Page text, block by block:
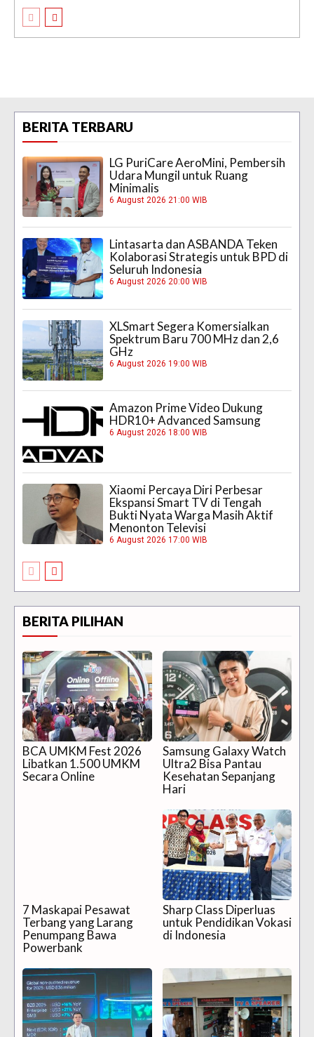
BERITA TERBARU
LG PuriCare AeroMini, Pembersih
Udara Mungil untuk Ruang
Minimalis
6 August 2026 21:00 WIB
Lintasarta dan ASBANDA Teken
Kolaborasi Strategis untuk BPD di
Seluruh Indonesia
6 August 2026 20:00 WIB
XLSmart Segera Komersialkan
Spektrum Baru 700 MHz dan 2,6
GHz
6 August 2026 19:00 WIB
Amazon Prime Video Dukung
HDR10+ Advanced Samsung
6 August 2026 18:00 WIB
Xiaomi Percaya Diri Perbesar
Ekspansi Smart TV di Tengah
Bukti Nyata Warga Masih Aktif
Menonton Televisi
6 August 2026 17:00 WIB
BERITA PILIHAN
BCA UMKM Fest 2026
Libatkan 1.500 UMKM
Secara Online
Samsung Galaxy Watch
Ultra2 Bisa Pantau
Kesehatan Sepanjang
Hari
7 Maskapai Pesawat
Terbang yang Larang
Penumpang Bawa
Powerbank
Sharp Class Diperluas
untuk Pendidikan Vokasi
di Indonesia